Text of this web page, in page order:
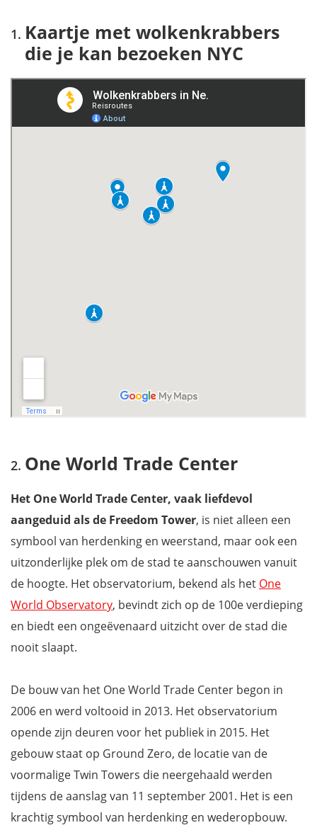
One World Trade Center
Empire State Building
Top of the Rock (Rockefeller Center)
One Vanderbilt
Mis niets tijdens je bezoek aan New York met onze reisgids
Kaartje met wolkenkrabbers
die je kan bezoeken NYC
One World Trade Center
Het One World Trade Center, vaak liefdevol
aangeduid als de Freedom Tower, is niet alleen een
symbool van herdenking en weerstand, maar ook een
uitzonderlijke plek om de stad te aanschouwen vanuit
de hoogte. Het observatorium, bekend als het One
World Observatory, bevindt zich op de 100e verdieping
en biedt een ongeëvenaard uitzicht over de stad die
nooit slaapt.
De bouw van het One World Trade Center begon in
2006 en werd voltooid in 2013. Het observatorium
opende zijn deuren voor het publiek in 2015. Het
gebouw staat op Ground Zero, de locatie van de
voormalige Twin Towers die neergehaald werden
tijdens de aanslag van 11 september 2001. Het is een
krachtig symbool van herdenking en wederopbouw.